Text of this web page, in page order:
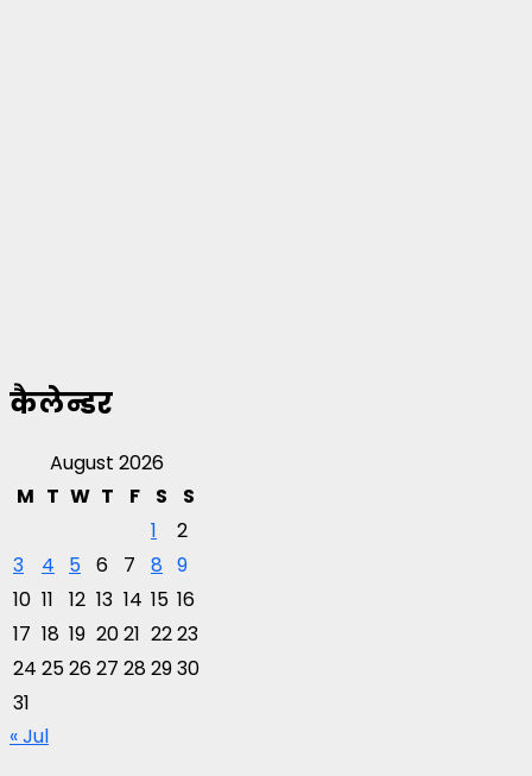
कैलेन्डर
August 2026
M T W T F S
S
1
2
3
4 5 6 7 8 9
10 11 12 13 14 15 16
17 18 19 2021 2223
24 252627 282930
31
« Jul